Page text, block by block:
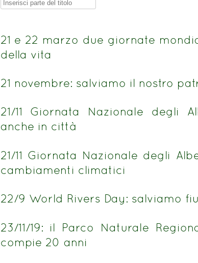
Inserisci
titolo
21 e 22 marzo due giornate
della vita
21 novembre: salviamo il nostro
21/11 Giornata Nazionale degli
anche in città
21/11 Giornata Nazionale degli
cambiamenti climatici
22/9 World Rivers Day: salviamo
23/11/19: il Parco Naturale
compie 20 anni